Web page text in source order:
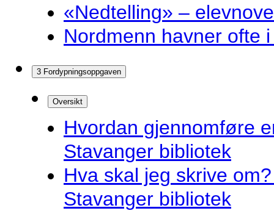
«Nedtelling» –
Nordmenn havner ofte
3 Fordypningsoppgaven
Oversikt
Hvordan gjennomføre
Stavanger bibliotek
Hva skal jeg skrive
Stavanger bibliotek